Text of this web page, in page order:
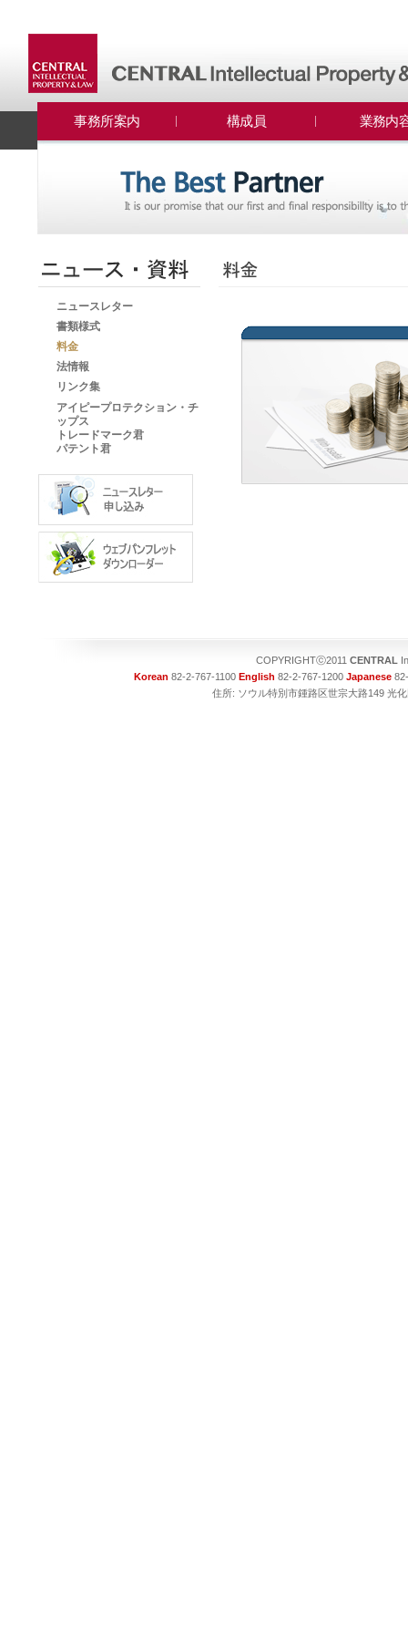
事務所案内 構成員 業務内
ニュースレター
書類様式
料金
法情報
リンク集
アイピープロテクション・チ
ップス
トレードマーク君
パテント君
COPYRIGHTⓒ2011 CENTRAL
Korean 82-2-767-1100 English 82-2-767-1200 Japanese
住所: ソウル特別市鍾路区世宗大路149 光